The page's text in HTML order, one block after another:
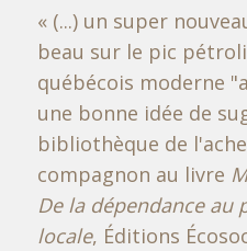
« (...) un super
beau sur le pic
québécois moderne
une bonne idée de
bibliothèque de
compagnon au livre
De la dépendance au
locale, Éditions